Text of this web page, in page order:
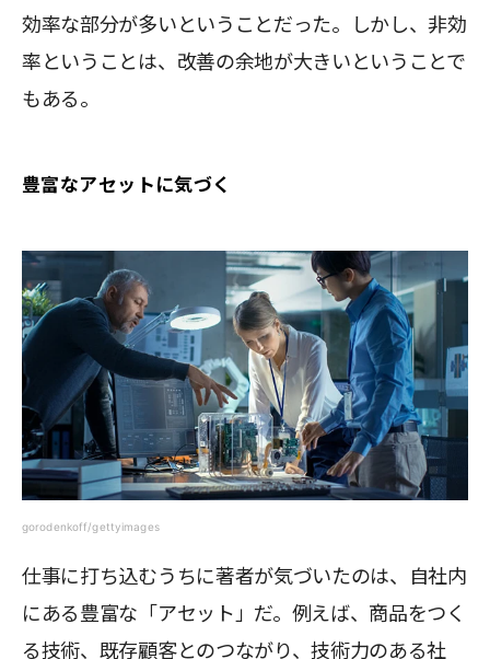
効率な部分が多いということだった。しかし、非効
率ということは、改善の余地が大きいということで
もある。
豊富なアセットに気づく
gorodenkoff/gettyimages
仕事に打ち込むうちに著者が気づいたのは、自社内
にある豊富な「アセット」だ。例えば、商品をつく
る技術、既存顧客とのつながり、技術力のある社